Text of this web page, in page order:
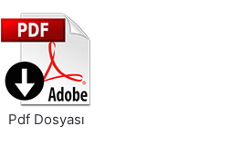
Pdf Dosyası